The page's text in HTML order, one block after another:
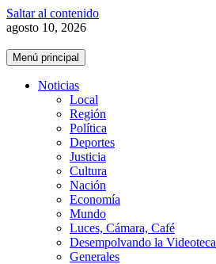
Saltar al contenido
agosto 10, 2026
Menú principal
Noticias
Local
Región
Política
Deportes
Justicia
Cultura
Nación
Economía
Mundo
Luces, Cámara, Café
Desempolvando la Videoteca
Generales